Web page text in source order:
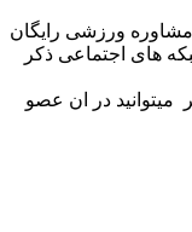
مشاوره ورزشی رایگان
های اجتماعی ذکر
میتوانید در ان عصو